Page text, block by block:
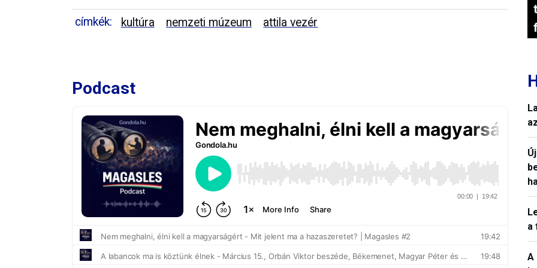
címkék: kultúra nemzeti múzeum attila vezér
Podcast
a
A